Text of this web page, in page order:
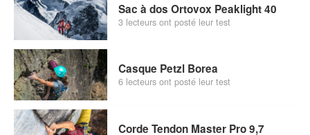
Sac à dos Ortovox Peaklight 40
3 lecteurs ont posté leur test
Casque Petzl Borea
6 lecteurs ont posté leur test
Corde Tendon Master Pro 9,7